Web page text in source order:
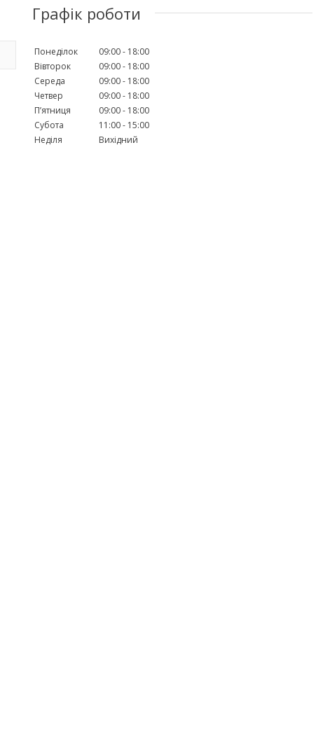
Графік роботи
Понеділок 09:00
18:00
Вівторок
09:00
18:00
Середа
09:00
18:00
Четвер
09:00
18:00
Пʼятниця
09:00
18:00
Субота
11:00
15:00
Неділя
Вихідний